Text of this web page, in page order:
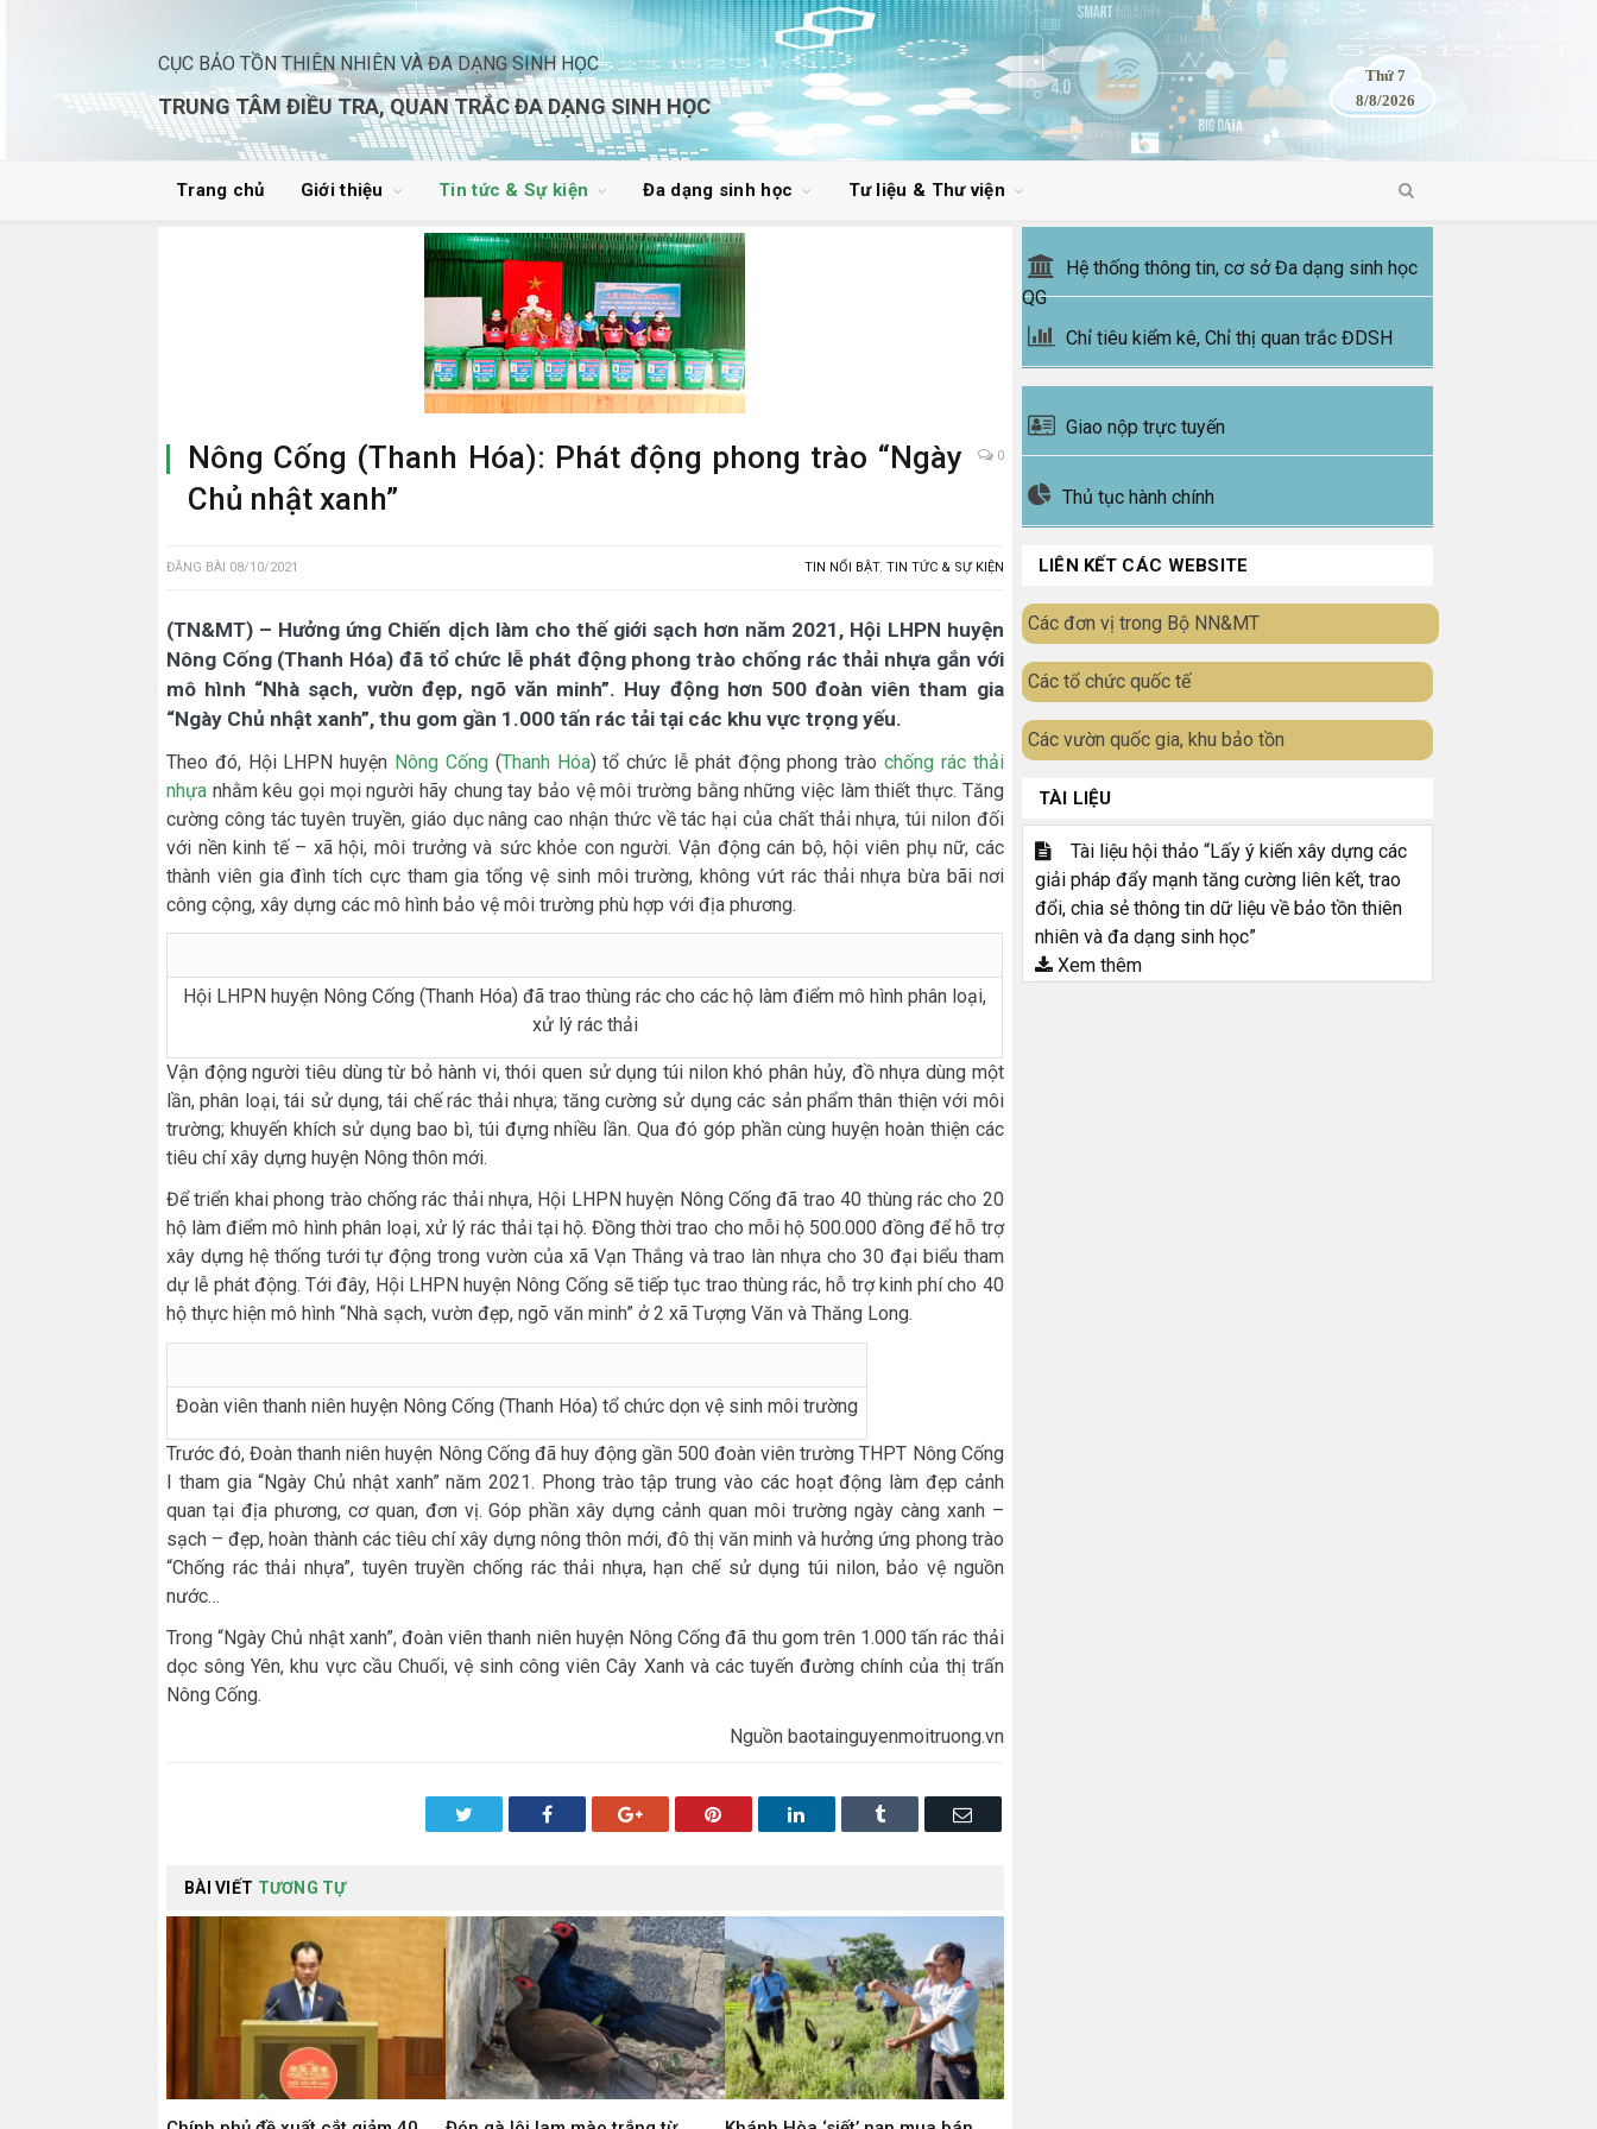
CỤC BẢO TỒN THIÊN NHIÊN VÀ ĐA DẠNG SINH HỌC
TRUNG TÂM ĐIỀU TRA, QUAN TRẮC ĐA DẠNG SINH HỌC
Thứ 7
8/8/2026
Trang chủ Giới thiệu Tin tức & Sự kiện Đa dạng sinh học Tư liệu & Thư viện
Nông Cống (Thanh Hóa): Phát động phong trào “Ngày
Chủ nhật xanh”
0
ĐĂNG BÀI 08/10/2021 TIN NỔI BẬT, TIN TỨC & SỰ KIỆN
(TN&MT) – Hưởng ứng Chiến dịch làm cho thế giới sạch hơn năm 2021, Hội LHPN huyện
Nông Cống (Thanh Hóa) đã tổ chức lễ phát động phong trào chống rác thải nhựa gắn với
mô hình “Nhà sạch, vườn đẹp, ngõ văn minh”. Huy động hơn 500 đoàn viên tham gia
“Ngày Chủ nhật xanh”, thu gom gần 1.000 tấn rác tải tại các khu vực trọng yếu.
Theo đó, Hội LHPN huyện Nông Cống(Thanh Hóa) tổ chức lễ phát động phong tràochống rác thải
nhựa nhằm kêu gọi mọi người hãy chung tay bảo vệ môi trường bằng những việc làm thiết thực. Tăng
cường công tác tuyên truyền, giáo dục nâng cao nhận thức về tác hại của chất thải nhựa, túi nilon đối
với nền kinh tế – xã hội, môi trưởng và sức khỏe con người. Vận động cán bộ, hội viên phụ nữ, các
thành viên gia đình tích cực tham gia tổng vệ sinh môi trường, không vứt rác thải nhựa bừa bãi nơi
công cộng, xây dựng các mô hình bảo vệ môi trường phù hợp với địa phương.
Hội LHPN huyện Nông Cống (Thanh Hóa) đã trao thùng rác cho các hộ làm điểm mô hình phân loại,
xử lý rác thải
Vận động người tiêu dùng từ bỏ hành vi, thói quen sử dụng túi nilon khó phân hủy, đồ nhựa dùng một
lần, phân loại, tái sử dụng, tái chế rác thải nhựa; tăng cường sử dụng các sản phẩm thân thiện với môi
trường; khuyến khích sử dụng bao bì, túi đựng nhiều lần. Qua đó góp phần cùng huyện hoàn thiện các
tiêu chí xây dựng huyện Nông thôn mới.
Để triển khai phong trào chống rác thải nhựa, Hội LHPN huyện Nông Cống đã trao 40 thùng rác cho 20
hộ làm điểm mô hình phân loại, xử lý rác thải tại hộ. Đồng thời trao cho mỗi hộ 500.000 đồng để hỗ trợ
xây dựng hệ thống tưới tự động trong vườn của xã Vạn Thắng và trao làn nhựa cho 30 đại biểu tham
dự lễ phát động. Tới đây, Hội LHPN huyện Nông Cống sẽ tiếp tục trao thùng rác, hỗ trợ kinh phí cho 40
hộ thực hiện mô hình “Nhà sạch, vườn đẹp, ngõ văn minh” ở 2 xã Tượng Văn và Thăng Long.
Đoàn viên thanh niên huyện Nông Cống (Thanh Hóa) tổ chức dọn vệ sinh môi trường
Trước đó, Đoàn thanh niên huyện Nông Cống đã huy động gần 500 đoàn viên trường THPT Nông Cống
I tham gia “Ngày Chủ nhật xanh” năm 2021. Phong trào tập trung vào các hoạt động làm đẹp cảnh
quan tại địa phương, cơ quan, đơn vị. Góp phần xây dựng cảnh quan môi trường ngày càng xanh –
sạch – đẹp, hoàn thành các tiêu chí xây dựng nông thôn mới, đô thị văn minh và hưởng ứng phong trào
“Chống rác thải nhựa”, tuyên truyền chống rác thải nhựa, hạn chế sử dụng túi nilon, bảo vệ nguồn
nước…
Trong “Ngày Chủ nhật xanh”, đoàn viên thanh niên huyện Nông Cống đã thu gom trên 1.000 tấn rác thải
dọc sông Yên, khu vực cầu Chuối, vệ sinh công viên Cây Xanh và các tuyến đường chính của thị trấn
Nông Cống.
Nguồn baotainguyenmoitruong.vn
Twitter Facebook Google+ Pinterest LinkedIn Tumblr Email
BÀI VIẾT TƯƠNG TỰ
Hệ thống thông tin, cơ sở Đa dạng sinh học
QG
Chỉ tiêu kiểm kê, Chỉ thị quan trắc ĐDSH
Giao nộp trực tuyến
Thủ tục hành chính
LIÊN KẾT CÁC WEBSITE
Các đơn vị trong Bộ NN&MT
Các tổ chức quốc tế
Các vườn quốc gia, khu bảo tồn
TÀI LIỆU
Tài liệu hội thảo “Lấy ý kiến xây dựng các
giải pháp đẩy mạnh tăng cường liên kết, trao
đổi, chia sẻ thông tin dữ liệu về bảo tồn thiên
nhiên và đa dạng sinh học”
Xem thêm